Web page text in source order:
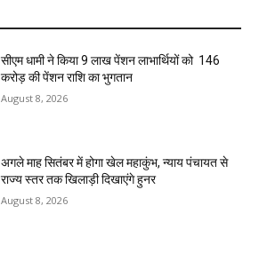
सीएम धामी ने किया 9 लाख पेंशन लाभार्थियों को ₹ 146
करोड़ की पेंशन राशि का भुगतान
August 8, 2026
अगले माह सितंबर में होगा खेल महाकुंभ, न्याय पंचायत से
राज्य स्तर तक खिलाड़ी दिखाएंगे हुनर
August 8, 2026